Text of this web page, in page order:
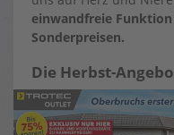
einwandfreie
Sonderpreisen.
Die Herbst-